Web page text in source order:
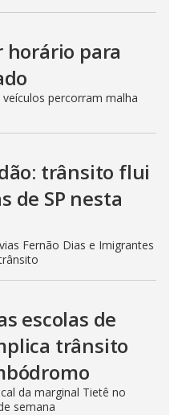
horário para
percorram malha
trânsito flui
de SP nesta
Fernão Dias e Imigrantes
escolas de
trânsito
da marginal Tietê no
semana